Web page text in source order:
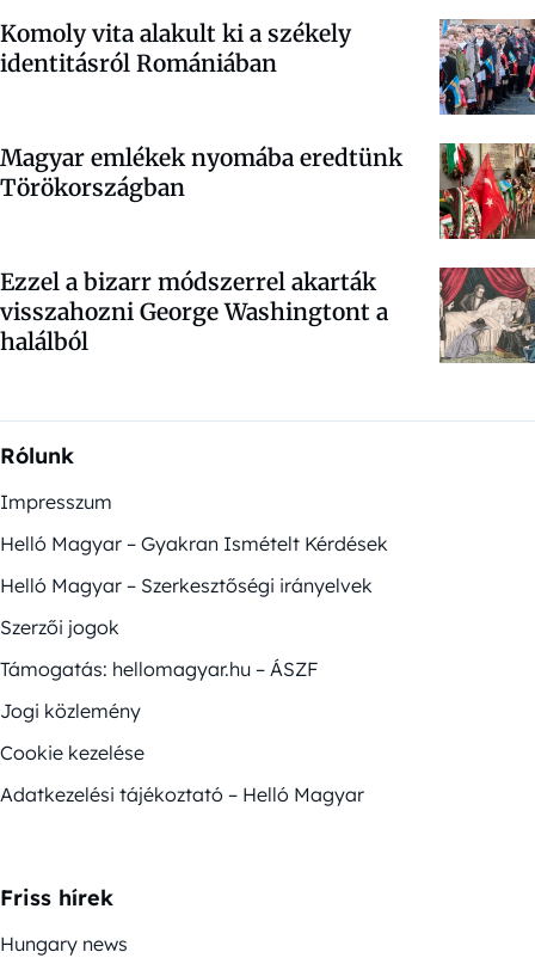
Komoly vita alakult ki a székely
identitásról Romániában
Magyar emlékek nyomába eredtünk
Törökországban
Ezzel a bizarr módszerrel akarták
visszahozni George Washingtont a
halálból
Rólunk
Impresszum
Helló Magyar – Gyakran Ismételt Kérdések
Helló Magyar – Szerkesztőségi irányelvek
Szerzői jogok
Támogatás: hellomagyar.hu – ÁSZF
Jogi közlemény
Cookie kezelése
Adatkezelési tájékoztató – Helló Magyar
Friss hírek
Hungary news